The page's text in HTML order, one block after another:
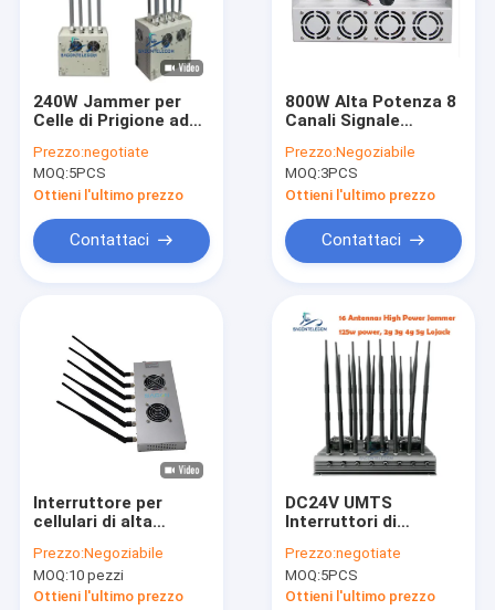
240W Jammer per
Celle di Prigione ad
Canali e 100m di
Raggio per Strutture
Sicure
Prezzo:negotiate
MOQ:5PCS
Ottieni l'ultimo prezzo
Contattaci
800W Alta Potenza 8
Canali Signale
Interruttore
Telefono cellulare
Interruttore per
carceri
Prezzo:Negoziabile
MOQ:3PCS
Ottieni l'ultimo prezzo
Contattaci
Interruttore per
cellulari di alta
con raggio di 30 m
per biblioteche e
aree sicure
Prezzo:Negoziabile
MOQ:10 pezzi
Ottieni l'ultimo prezzo
DC24V UMTS
Interruttori di
canali infrarossi 200-
6000Mhz
Prezzo:negotiate
MOQ:5PCS
Ottieni l'ultimo prezzo